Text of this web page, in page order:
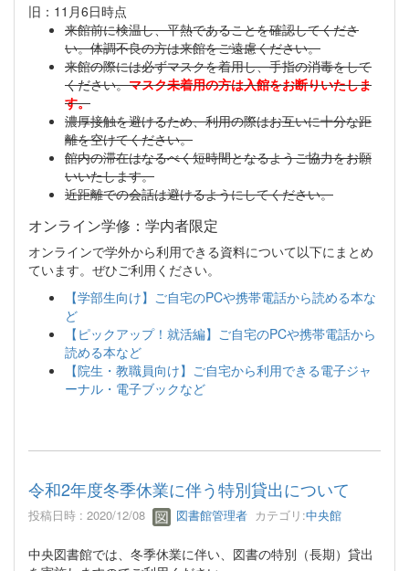
旧：11月6日時点
来館前に検温し、平熱であることを確認してくださ
い。体調不良の方は来館をご遠慮ください。
来館の際には必ずマスクを着用し、手指の消毒をして
ください。マスク未着用の方は入館をお断りいたしま
す。
濃厚接触を避けるため、利用の際はお互いに十分な距
離を空けてください。
館内の滞在はなるべく短時間となるようご協力をお願
いいたします。
近距離での会話は避けるようにしてください。
オンライン学修：学内者限定
オンラインで学外から利用できる資料について以下にまとめ
ています。ぜひご利用ください。
【学部生向け】ご自宅のPCや携帯電話から読める本な
ど
【ピックアップ！就活編】ご自宅のPCや携帯電話から
読める本など
【院生・教職員向け】ご自宅から利用できる電子ジャ
ーナル・電子ブックなど
令和2年度冬季休業に伴う特別貸出について
投稿日時 : 2020/12/08 図書館管理者 カテゴリ:中央館
中央図書館では、冬季休業に伴い、図書の特別（長期）貸出